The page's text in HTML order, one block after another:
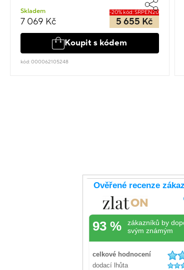
Skladem
7 069 Kč
-20% kód: SRPEN20
5 655 Kč
Koupit s kódem
kód: 000062105248